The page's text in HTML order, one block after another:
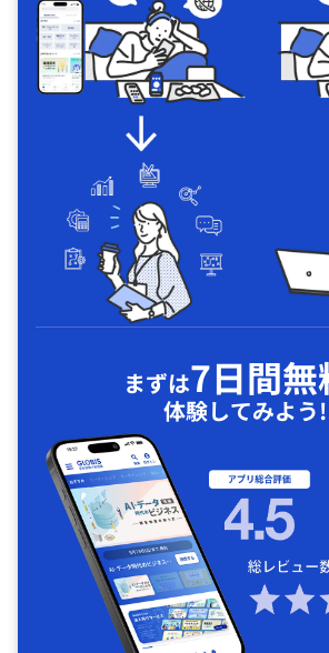
まずは7日間無
体験してみよう